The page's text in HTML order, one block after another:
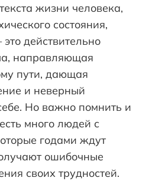
жизни человека,
состояния,
действительно
направляющая
пути, дающая
и неверный
Но важно помнить и
много людей с
годами ждут
ошибочные
своих трудностей.